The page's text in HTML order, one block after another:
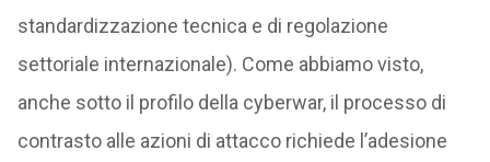
standardizzazione tecnica e di regolazione
settoriale internazionale). Come abbiamo visto,
anche sotto il profilo della cyberwar, il processo di
contrasto alle azioni di attacco richiede l’adesione